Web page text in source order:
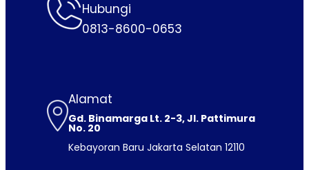
Hubungi
0813-8600-0653
Alamat
Gd. Binamarga Lt. 2-3, Jl. Pattimura
No. 20
Kebayoran Baru Jakarta Selatan 12110